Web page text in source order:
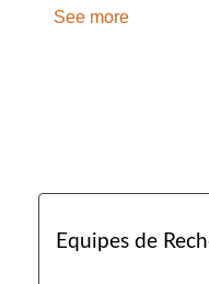
See more
Equipes de